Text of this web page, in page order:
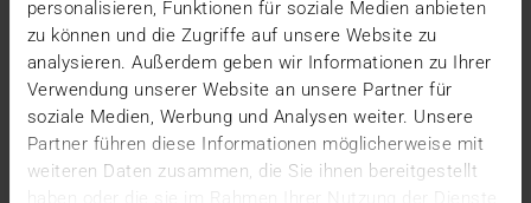
personalisieren, Funktionen für soziale Medien anbieten
zu können und die Zugriffe auf unsere Website zu
analysieren. Außerdem geben wir Informationen zu Ihrer
Verwendung unserer Website an unsere Partner für
soziale Medien, Werbung und Analysen weiter. Unsere
Partner führen diese Informationen möglicherweise mit
weiteren Daten zusammen, die Sie ihnen bereitgestellt
KI-gestützten Werkzeugen für Abläufe in Kliniken
und…
VISUS HEALTH IT
MEHR ERFAHREN